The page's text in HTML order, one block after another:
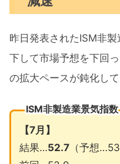
昨日発表されたISM非
下して市場予想を下回
の拡大ペースが鈍化し
ISM非製造業景気指数
【7月】
結果…52.7（予想